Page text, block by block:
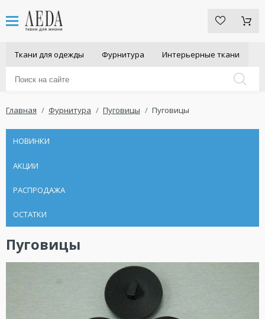
Ткани для одежды Фурнитура Интерьерные ткани
Главная Фурнитура Пуговицы Пуговицы
НОВИНКИ
АКЦИИ
РАСПРОДАЖА
ОСТАТКИ
Пуговицы